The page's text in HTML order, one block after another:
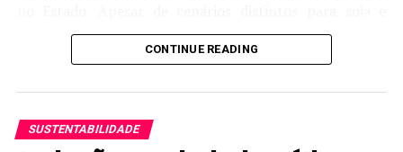
Na de Pelotas, a colheita alcança 60%. As lavouras
restantes se distribuem entre enchimento de grãos
regional está em 4.809 kg/ha. As cerealistas da região
milho, ambos registraram desempenho superior ao
observado na Bolsa de Chicago (CBOT) durante o
Na soja, o preço médio disponível alcançou R$ 119,90
por saca em julho, alta de 2,75% em relação ao mesmo
CONTINUE READING
SUSTENTABILIDADE